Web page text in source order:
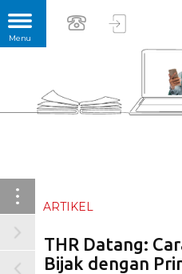
ARTIKEL
THR Datang:
Bijak dengan